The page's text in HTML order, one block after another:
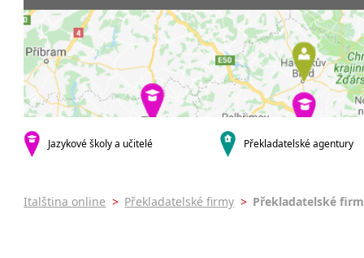
Praha 4
Praha 5
krajská města
Brno
Ostrava
Zlín
malá města podle abecedy
Brandýs nad Labem-Stará
Jazykové školy a učitelé Překladatelské agentury
Italština online > Překladatelské firmy > Překladatelské